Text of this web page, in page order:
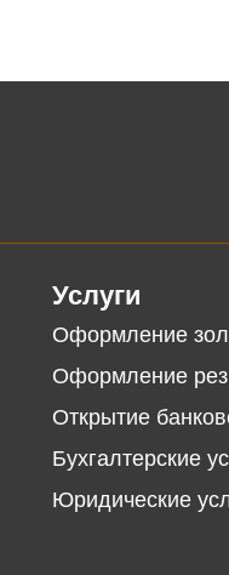
Услуги
Оформление
Оформление
Открытие
Бухгалтерские
Юридические